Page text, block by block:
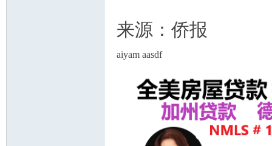
来源：侨报
aiyam aasdf